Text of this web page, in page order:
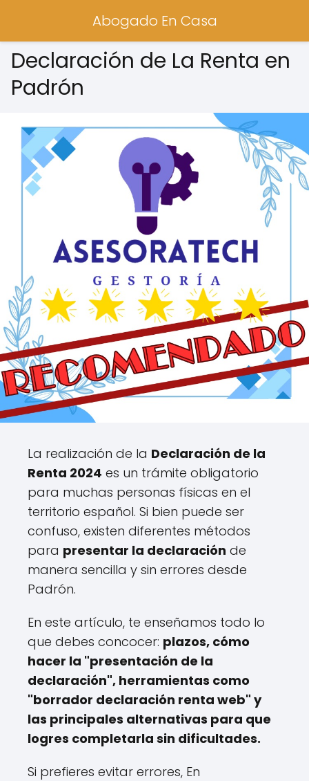
Abogado En Casa
Declaración de La Renta en
Padrón
La realización de la Declaración de la
Renta 2024 es un trámite obligatorio
para muchas personas físicas en el
territorio español. Si bien puede ser
confuso, existen diferentes métodos
para presentar la declaración de
manera sencilla y sin errores desde
Padrón.
En este artículo, te enseñamos todo lo
que debes concocer: plazos, cómo
hacer la "presentación de la
declaración", herramientas como
"borrador declaración renta web" y
las principales alternativas para que
logres completarla sin dificultades.
Si prefieres evitar errores, En